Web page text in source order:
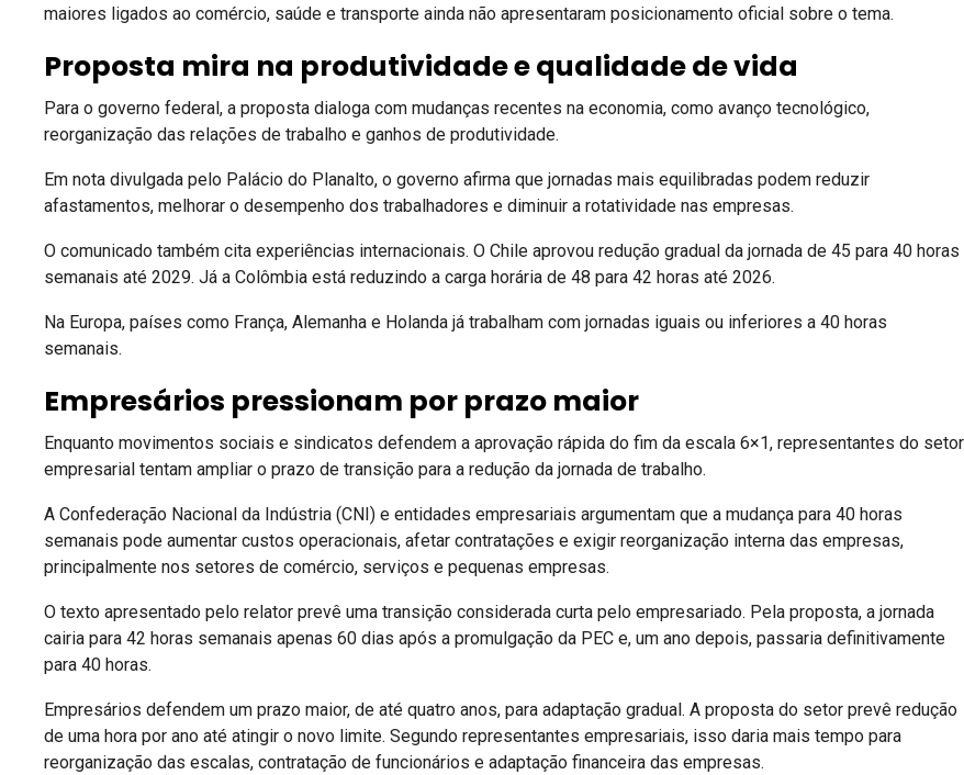
maiores ligados ao comércio, saúde e transporte ainda não apresentaram posicionamento oficial sobre o tema.
Proposta mira na produtividade e qualidade de vida
Para o governo federal, a proposta dialoga com mudanças recentes na economia, como avanço tecnológico,
reorganização das relações de trabalho e ganhos de produtividade.
Em nota divulgada pelo Palácio do Planalto, o governo afirma que jornadas mais equilibradas podem reduzir
afastamentos, melhorar o desempenho dos trabalhadores e diminuir a rotatividade nas empresas.
O comunicado também cita experiências internacionais. O Chile aprovou redução gradual da jornada de 45 para 40 horas
semanais até 2029. Já a Colômbia está reduzindo a carga horária de 48 para 42 horas até 2026.
Na Europa, países como França, Alemanha e Holanda já trabalham com jornadas iguais ou inferiores a 40 horas
semanais.
Empresários pressionam por prazo maior
Enquanto movimentos sociais e sindicatos defendem a aprovação rápida do fim da escala 6×1, representantes do setor
empresarial tentam ampliar o prazo de transição para a redução da jornada de trabalho.
A Confederação Nacional da Indústria (CNI) e entidades empresariais argumentam que a mudança para 40 horas
semanais pode aumentar custos operacionais, afetar contratações e exigir reorganização interna das empresas,
principalmente nos setores de comércio, serviços e pequenas empresas.
O texto apresentado pelo relator prevê uma transição considerada curta pelo empresariado. Pela proposta, a jornada
cairia para 42 horas semanais apenas 60 dias após a promulgação da PEC e, um ano depois, passaria definitivamente
para 40 horas.
Empresários defendem um prazo maior, de até quatro anos, para adaptação gradual. A proposta do setor prevê redução
de uma hora por ano até atingir o novo limite. Segundo representantes empresariais, isso daria mais tempo para
reorganização das escalas, contratação de funcionários e adaptação financeira das empresas.